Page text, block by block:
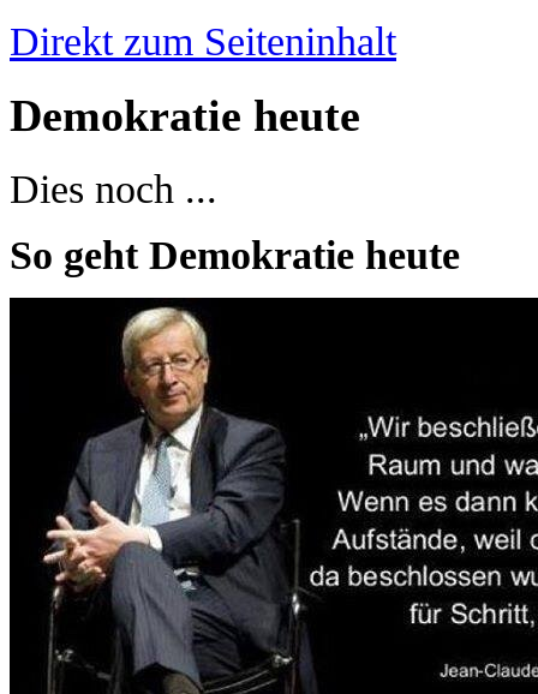
Direkt zum Seiteninhalt
Demokratie heute
Dies noch ...
So geht Demokratie heute